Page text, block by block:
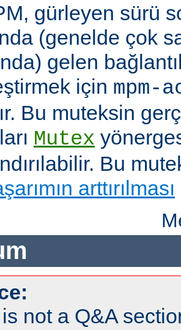
gürleyen sürü
(genelde çok
gelen
için mpm-
Bu muteksin
Mutex
Bu
arttırılması
not a Q&A